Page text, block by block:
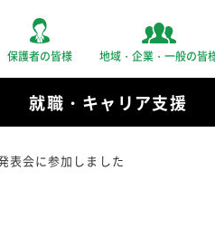
保護者の皆様 地域・企業・一般の皆
就職・キャリア支援
表会に参加しました